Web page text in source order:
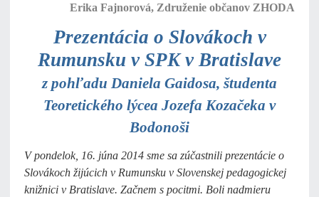
Erika Fajnorová, Združenie občanov ZHODA
Prezentácia o Slovákoch v
Rumunsku v SPK v Bratislave
z pohľadu Daniela Gaidosa, študenta
Teoretického lýcea Jozefa Kozačeka v
Bodonoši
V pondelok, 16. júna 2014 sme sa zúčastnili prezentácie o
Slovákoch žijúcich v Rumunsku v Slovenskej pedagogickej
knižnici v Bratislave. Začnem s pocitmi. Boli nadmieru